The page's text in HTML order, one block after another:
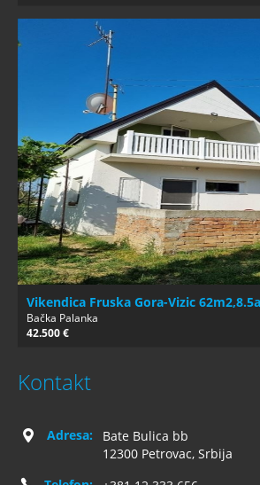
Vikendica Fruska Gora-Vizic
Bačka Palanka
42.500 €
Kontakt
Adresa:
Bate Bulica bb
12300 Petrovac, Srbija